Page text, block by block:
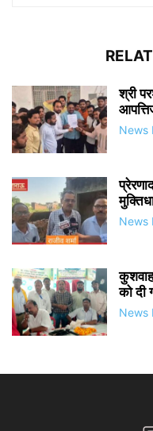
श्री
News
News
को दी
News